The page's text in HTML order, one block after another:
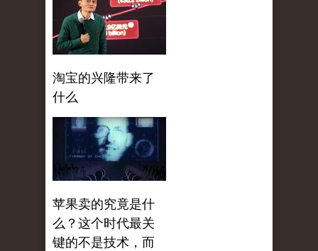
淘宝的兴隆带来了
什么
苹果卖的究竟是什
么？这个时代最关
键的不是技术，而